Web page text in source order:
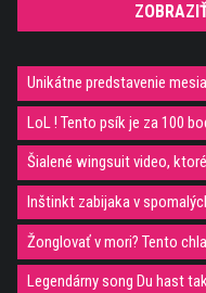
Unikátne predstavenie
LoL ! Tento psík je za 100
Šialené wingsuit video,
Inštinkt zabijaka v
Žonglovať v mori? Tento
Legendárny song Du hast